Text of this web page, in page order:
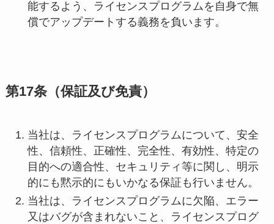
能するよう、ライセンスプログラムを自身で無
償でアップデートする義務を負います。
第17条（保証及び免責）
当社は、ライセンスプログラムについて、安全
性、信頼性、正確性、完全性、有効性、特定の
目的への適合性、セキュリティ等に関し、明示
的にも黙示的にもいかなる保証も行いません。
当社は、ライセンスプログラムに欠陥、エラー
又はバグが含まれないこと、ライセンスプログ